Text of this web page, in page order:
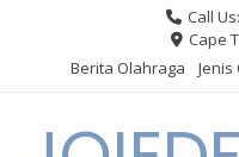
Call
Cape
Berita Olahraga
Jenis